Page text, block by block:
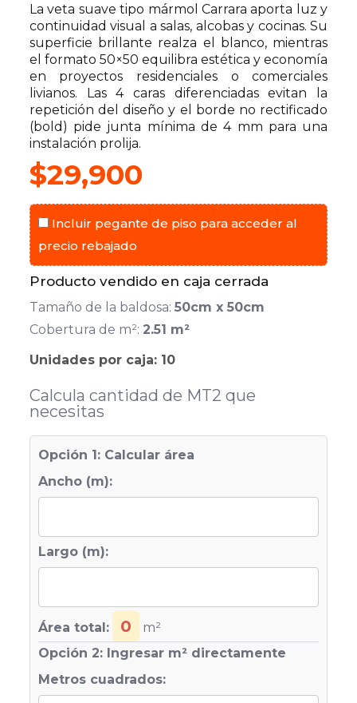
La veta suave tipo mármol Carrara aporta luz y
continuidad visual a salas, alcobas y cocinas. Su
superficie brillante realza el blanco, mientras
el formato 50×50 equilibra estética y economía
en proyectos residenciales o comerciales
livianos. Las 4 caras diferenciadas evitan la
repetición del diseño y el borde no rectificado
(bold) pide junta mínima de 4 mm para una
instalación prolija.
$29,900
Incluir pegante de piso para acceder al
precio rebajado
Producto vendido en caja cerrada
Tamaño de la baldosa: 50cm x 50cm
Cobertura de m²: 2.51 m²
Unidades por caja: 10
Calcula cantidad de MT2 que
necesitas
Opción 1: Calcular área
Ancho (m):
Largo (m):
Área total: 0
m²
Opción 2: Ingresar m² directamente
Metros cuadrados: